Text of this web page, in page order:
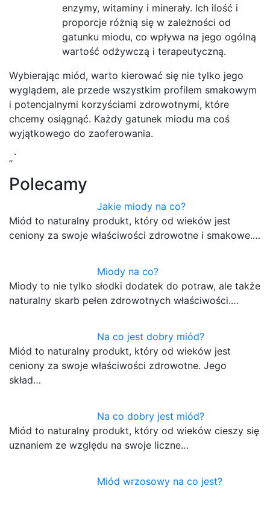
enzymy, witaminy i minerały. Ich ilość i
proporcje różnią się w zależności od
gatunku miodu, co wpływa na jego ogólną
wartość odżywczą i terapeutyczną.
Wybierając miód, warto kierować się nie tylko jego
wyglądem, ale przede wszystkim profilem smakowym
i potencjalnymi korzyściami zdrowotnymi, które
chcemy osiągnąć. Każdy gatunek miodu ma coś
wyjątkowego do zaoferowania.
„`
Polecamy
Jakie miody na co?
Miód to naturalny produkt, który od wieków jest
ceniony za swoje właściwości zdrowotne i smakowe.…
Miody na co?
Miody to nie tylko słodki dodatek do potraw, ale także
naturalny skarb pełen zdrowotnych właściwości.…
Na co jest dobry miód?
Miód to naturalny produkt, który od wieków jest
ceniony za swoje właściwości zdrowotne. Jego
skład…
Na co dobry jest miód?
Miód to naturalny produkt, który od wieków cieszy się
uznaniem ze względu na swoje liczne…
Miód wrzosowy na co jest?